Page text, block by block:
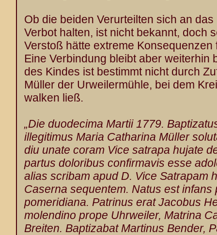
Ob die beiden Verurteilten sich an
Verbot halten, ist nicht bekannt, doch
Verstoß hätte extreme
Eine Verbindung bleibt aber weiterhin
des Kindes ist bestimmt nicht durch
Müller der Urweilermühle, bei dem
walken ließ.
„Die duodecima Martii 1779.
illegitimus Maria Catharina Müller
diu unate coram Vice satrapa hujate
partus doloribus confirmavis esse
alias scribam apud D. Vice Satrapam
Caserna sequentem. Natus est infans
pomeridiana. Patrinus erat Jacobus
molendino prope Uhrweiler, Matrina
Breiten. Baptizabat Martinus Bender,